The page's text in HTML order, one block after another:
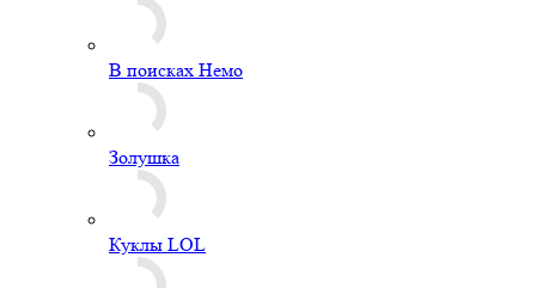
В поисках Немо
Золушка
Куклы LOL